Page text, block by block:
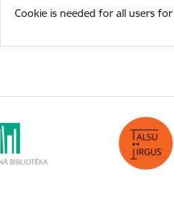
Cookie is needed for all users